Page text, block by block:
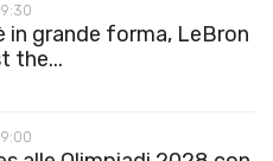
in grande forma, LeBron
the...